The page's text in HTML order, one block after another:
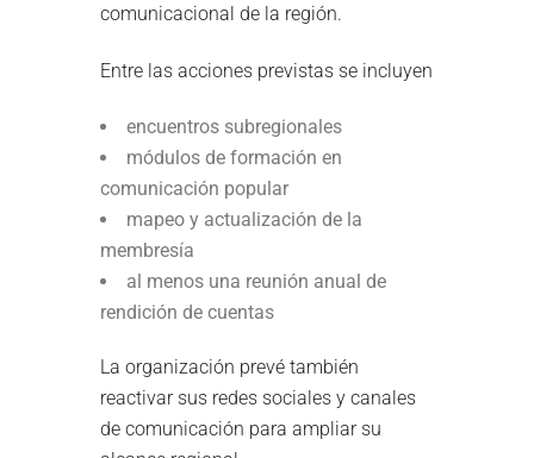
comunicacional de la región.
Entre las acciones previstas se incluyen
encuentros subregionales
módulos de formación en
comunicación popular
mapeo y actualización de la
membresía
al menos una reunión anual de
rendición de cuentas
La organización prevé también
reactivar sus redes sociales y canales
de comunicación para ampliar su